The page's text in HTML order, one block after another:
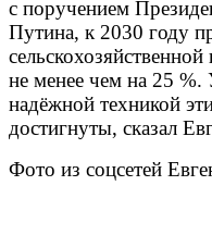
с поручением
Путина, к 2030 году
не менее чем на 25 %.
надёжной техникой
достигнуты, сказал
Фото из соцсетей